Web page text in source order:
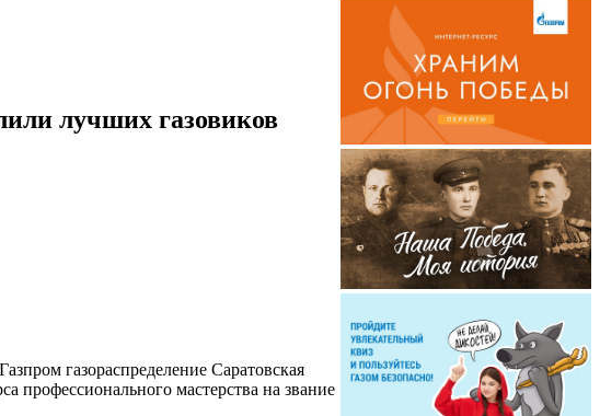
лучших газовиков
газораспределение Саратовская
профессионального мастерства на звание